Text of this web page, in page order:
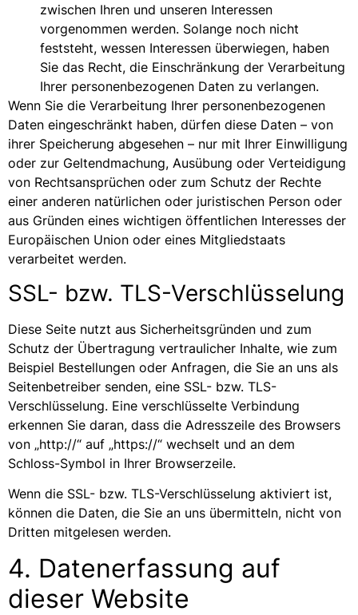
zwischen Ihren und unseren Interessen
vorgenommen werden. Solange noch nicht
feststeht, wessen Interessen überwiegen, haben
Sie das Recht, die Einschränkung der Verarbeitung
Ihrer personenbezogenen Daten zu verlangen.
Wenn Sie die Verarbeitung Ihrer personenbezogenen
Daten eingeschränkt haben, dürfen diese Daten – von
ihrer Speicherung abgesehen – nur mit Ihrer Einwilligung
oder zur Geltendmachung, Ausübung oder Verteidigung
von Rechtsansprüchen oder zum Schutz der Rechte
einer anderen natürlichen oder juristischen Person oder
aus Gründen eines wichtigen öffentlichen Interesses der
Europäischen Union oder eines Mitgliedstaats
verarbeitet werden.
SSL- bzw. TLS-Verschlüsselung
Diese Seite nutzt aus Sicherheitsgründen und zum
Schutz der Übertragung vertraulicher Inhalte, wie zum
Beispiel Bestellungen oder Anfragen, die Sie an uns als
Seitenbetreiber senden, eine SSL- bzw. TLS-
Verschlüsselung. Eine verschlüsselte Verbindung
erkennen Sie daran, dass die Adresszeile des Browsers
von „http://“ auf „https://“ wechselt und an dem
Schloss-Symbol in Ihrer Browserzeile.
Wenn die SSL- bzw. TLS-Verschlüsselung aktiviert ist,
können die Daten, die Sie an uns übermitteln, nicht von
Dritten mitgelesen werden.
4. Datenerfassung auf
dieser Website